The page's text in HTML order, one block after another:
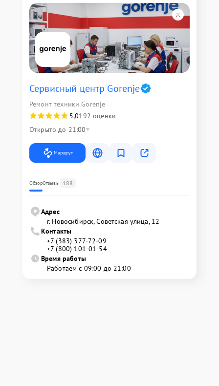
Сервисный центр Gorenje
Ремонт техники Gorenje
5,0192 оценки
Открыто до 21:00
Маршрут
ОбзорОтзывы 188
Адрес
г. Новосибирск, Советская улица, 12
Контакты
+7 (383) 377-72-09
+7 (800) 101-01-54
Время работы
Работаем с 09:00 до 21:00